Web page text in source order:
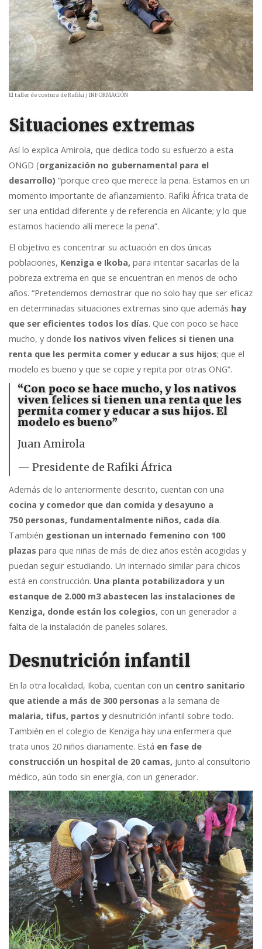
El taller de costura de Rafiki / INFORMACIÓN
Situaciones extremas
Así lo explica Amirola, que dedica todo su esfuerzo a esta
ONGD (organización no gubernamental para el
desarrollo) “porque creo que merece la pena. Estamos en un
momento importante de afianzamiento. Rafiki África trata de
ser una entidad diferente y de referencia en Alicante; y lo que
estamos haciendo allí merece la pena”.
El objetivo es concentrar su actuación en dos únicas
poblaciones, Kenziga e Ikoba, para intentar sacarlas de la
pobreza extrema en que se encuentran en menos de ocho
años. “Pretendemos demostrar que no solo hay que ser eficaz
en determinadas situaciones extremas sino que además hay
que ser eficientes todos los días. Que con poco se hace
mucho, y donde los nativos viven felices si tienen una
renta que les permita comer y educar a sus hijos; que el
modelo es bueno y que se copie y repita por otras ONG”.
“Con poco se hace mucho, y los nativos
viven felices si tienen una renta que les
permita comer y educar a sus hijos. El
modelo es bueno”
Juan Amirola
— Presidente de Rafiki África
Además de lo anteriormente descrito, cuentan con una
cocina y comedor que dan comida y desayuno a
750 personas, fundamentalmente niños, cada día.
También gestionan un internado femenino con 100
plazas para que niñas de más de diez años estén acogidas y
puedan seguir estudiando. Un internado similar para chicos
está en construcción. Una planta potabilizadora y un
estanque de 2.000 m3 abastecen las instalaciones de
Kenziga, donde están los colegios, con un generador a
falta de la instalación de paneles solares.
Desnutrición infantil
En la otra localidad, Ikoba, cuentan con un centro sanitario
que atiende a más de 300 personas a la semana de
malaria, tifus, partos y desnutrición infantil sobre todo.
También en el colegio de Kenziga hay una enfermera que
trata unos 20 niños diariamente. Está en fase de
construcción un hospital de 20 camas, junto al consultorio
médico, aún todo sin energía, con un generador.